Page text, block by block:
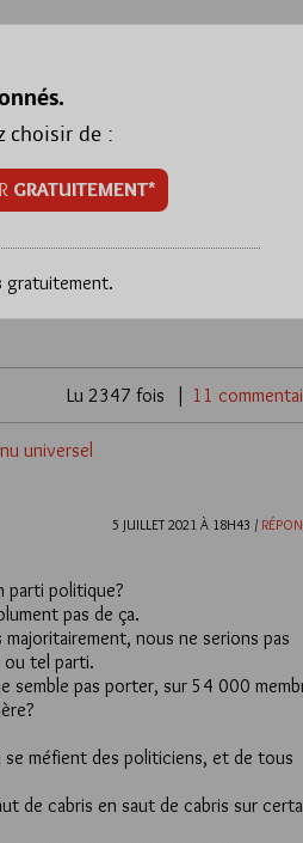
choisir de :
GRATUITEMENT*
gratuitement.
11
Lu 2347 fois
universel
5 JUILLET 2021 À 18H43 /
parti politique?
pas de ça.
nous ne serions pas
ou tel parti.
semble pas porter, sur 54 000
méfient des politiciens, et de tous
de cabris en saut de cabris sur